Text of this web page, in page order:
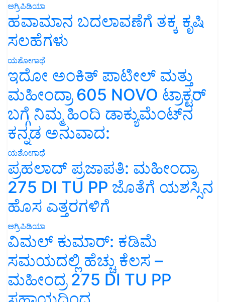
ಅಗ್ರಿಪಿಡಿಯಾ
ಹವಾಮಾನ ಬದಲಾವಣೆಗೆ ತಕ್ಕ ಕೃಷಿ
ಸಲಹೆಗಳು
ಯಶೋಗಾಥೆ
ಇದೋ ಅಂಕಿತ್ ಪಾಟೀಲ್ ಮತ್ತು
ಮಹೀಂದ್ರಾ 605 NOVO ಟ್ರಾಕ್ಟರ್
ಬಗ್ಗೆ ನಿಮ್ಮ ಹಿಂದಿ ಡಾಕ್ಯುಮೆಂಟ್‌ನ
ಕನ್ನಡ ಅನುವಾದ:
ಯಶೋಗಾಥೆ
ಪ್ರಹಲಾದ್ ಪ್ರಜಾಪತಿ: ಮಹೀಂದ್ರಾ
275 DI TU PP ಜೊತೆಗೆ ಯಶಸ್ಸಿನ
ಹೊಸ ಎತ್ತರಗಳಿಗೆ
ಅಗ್ರಿಪಿಡಿಯಾ
ವಿಮಲ್ ಕುಮಾರ್: ಕಡಿಮೆ
ಸಮಯದಲ್ಲಿ ಹೆಚ್ಚು ಕೆಲಸ –
ಮಹೀಂದ್ರ 275 DI TU PP